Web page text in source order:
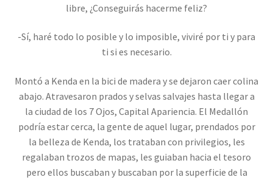
libre, ¿Conseguirás hacerme feliz?
-Sí, haré todo lo posible y lo imposible, viviré por ti y para
ti si es necesario.
Montó a Kenda en la bici de madera y se dejaron caer colina
abajo. Atravesaron prados y selvas salvajes hasta llegar a
la ciudad de los 7 Ojos, Capital Apariencia. El Medallón
podría estar cerca, la gente de aquel lugar, prendados por
la belleza de Kenda, los trataban con privilegios, les
regalaban trozos de mapas, les guiaban hacia el tesoro
pero ellos buscaban y buscaban por la superficie de la